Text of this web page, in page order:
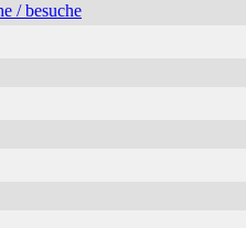
/ besuche